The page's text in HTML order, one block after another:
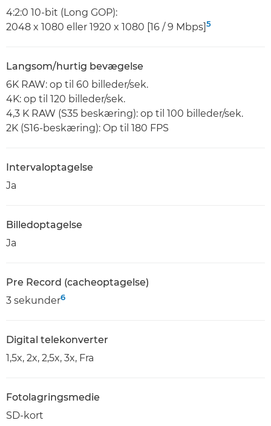
4:2:0 10-bit (Long GOP):
2048 x 1080 eller 1920 x 1080 [16 / 9 Mbps]5
Langsom/hurtig bevægelse
6K RAW: op til 60 billeder/sek.
4K: op til 120 billeder/sek.
4,3 K RAW (S35 beskæring): op til 100 billeder/sek.
2K (S16-beskæring): Op til 180 FPS
Intervaloptagelse
Ja
Billedoptagelse
Ja
Pre Record (cacheoptagelse)
3 sekunder6
Digital telekonverter
1,5x, 2x, 2,5x, 3x, Fra
Fotolagringsmedie
SD-kort